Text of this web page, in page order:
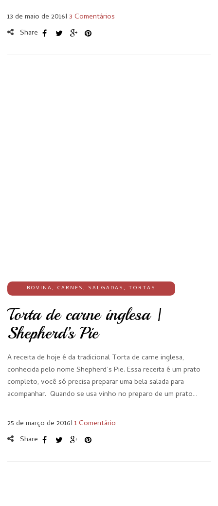
13 de maio de 2016I 3 Comentários
Share
BOVINA, CARNES, SALGADAS, TORTAS
Torta de carne inglesa |
Shepherd’s Pie
A receita de hoje é da tradicional Torta de carne inglesa,
conhecida pelo nome Shepherd’s Pie. Essa receita é um prato
completo, você só precisa preparar uma bela salada para
acompanhar. Quando se usa vinho no preparo de um prato…
25 de março de 2016I 1 Comentário
Share